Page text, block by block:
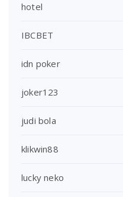
hotel
IBCBET
idn poker
joker123
judi bola
klikwin88
lucky neko